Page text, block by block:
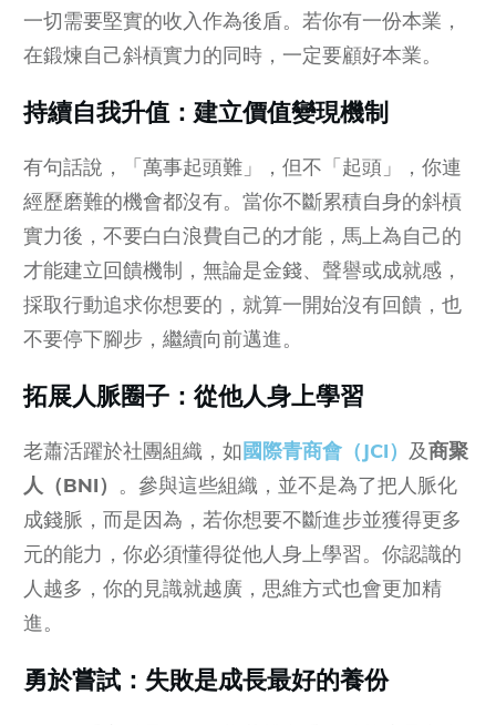
一切需要堅實的收入作為後盾。若你有一份本業，
在鍛煉自己斜槓實力的同時，一定要顧好本業。
持續自我升值：建立價值變現機制
有句話說，「萬事起頭難」，但不「起頭」，你連
經歷磨難的機會都沒有。當你不斷累積自身的斜槓
實力後，不要白白浪費自己的才能，馬上為自己的
才能建立回饋機制，無論是金錢、聲譽或成就感，
採取行動追求你想要的，就算一開始沒有回饋，也
不要停下腳步，繼續向前邁進。
拓展人脈圈子：從他人身上學習
老蕭活躍於社團組織，如國際青商會（JCI） 及商聚
人（BNI） 。參與這些組織，並不是為了把人脈化
成錢脈，而是因為，若你想要不斷進步並獲得更多
元的能力，你必須懂得從他人身上學習。你認識的
人越多，你的見識就越廣，思維方式也會更加精
進。
勇於嘗試：失敗是成長最好的養份